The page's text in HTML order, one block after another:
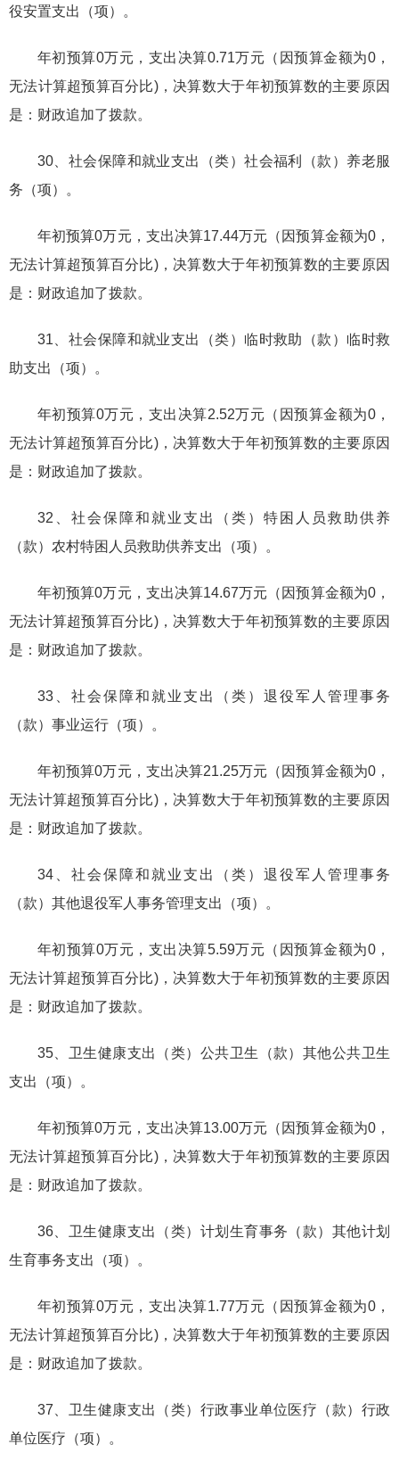
役安置支出（项）。
年初预算0万元，支出决算0.71万元（因预算金额为0，
无法计算超预算百分比)，决算数大于年初预算数的主要原因
是：财政追加了拨款。
30、社会保障和就业支出（类）社会福利（款）养老服
务（项）。
年初预算0万元，支出决算17.44万元（因预算金额为0，
无法计算超预算百分比)，决算数大于年初预算数的主要原因
是：财政追加了拨款。
31、社会保障和就业支出（类）临时救助（款）临时救
助支出（项）。
年初预算0万元，支出决算2.52万元（因预算金额为0，
无法计算超预算百分比)，决算数大于年初预算数的主要原因
是：财政追加了拨款。
32、社会保障和就业支出（类）特困人员救助供养
（款）农村特困人员救助供养支出（项）。
年初预算0万元，支出决算14.67万元（因预算金额为0，
无法计算超预算百分比)，决算数大于年初预算数的主要原因
是：财政追加了拨款。
33、社会保障和就业支出（类）退役军人管理事务
（款）事业运行（项）。
年初预算0万元，支出决算21.25万元（因预算金额为0，
无法计算超预算百分比)，决算数大于年初预算数的主要原因
是：财政追加了拨款。
34、社会保障和就业支出（类）退役军人管理事务
（款）其他退役军人事务管理支出（项）。
年初预算0万元，支出决算5.59万元（因预算金额为0，
无法计算超预算百分比)，决算数大于年初预算数的主要原因
是：财政追加了拨款。
35、卫生健康支出（类）公共卫生（款）其他公共卫生
支出（项）。
年初预算0万元，支出决算13.00万元（因预算金额为0，
无法计算超预算百分比)，决算数大于年初预算数的主要原因
是：财政追加了拨款。
36、卫生健康支出（类）计划生育事务（款）其他计划
生育事务支出（项）。
年初预算0万元，支出决算1.77万元（因预算金额为0，
无法计算超预算百分比)，决算数大于年初预算数的主要原因
是：财政追加了拨款。
37、卫生健康支出（类）行政事业单位医疗（款）行政
单位医疗（项）。